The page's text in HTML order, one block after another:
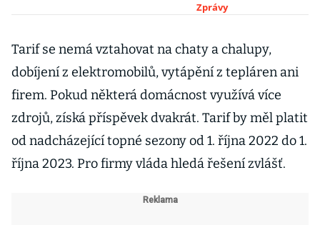
Bude to priorita
řekl Síkela
Zprávy
Tarif se nemá vztahovat na chaty a chalupy,
dobíjení z elektromobilů, vytápění z tepláren ani
firem. Pokud některá domácnost využívá více
zdrojů, získá příspěvek dvakrát. Tarif by měl platit
od nadcházející topné sezony od 1. října 2022 do 1.
října 2023. Pro firmy vláda hledá řešení zvlášť.